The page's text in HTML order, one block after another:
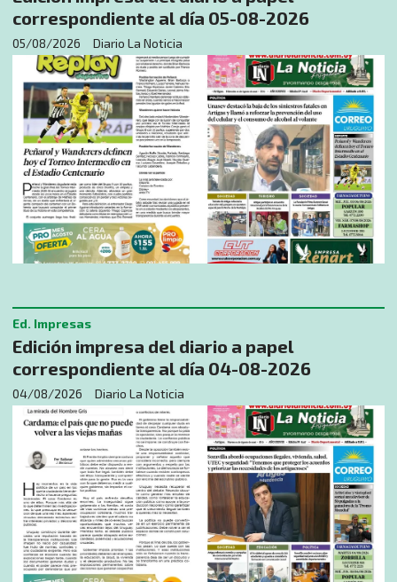
correspondiente al día 05-08-2026
Diario La Noticia
05/08/2026
Edición impresa del diario a papel
correspondiente al día 04-08-2026
Diario La Noticia
Ed. Impresas
04/08/2026